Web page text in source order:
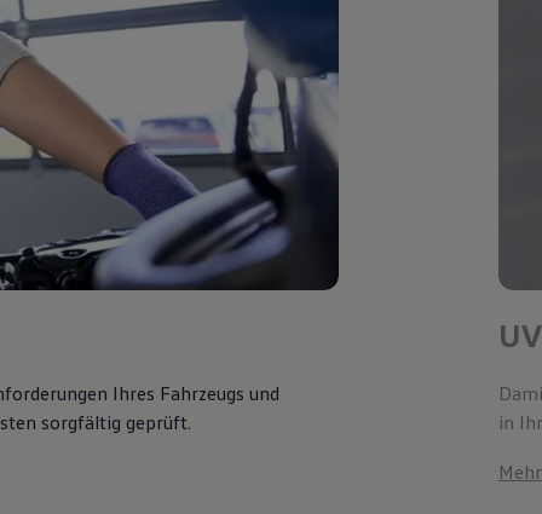
Ihres Fahrzeugs und
sorgfältig geprüft.
in